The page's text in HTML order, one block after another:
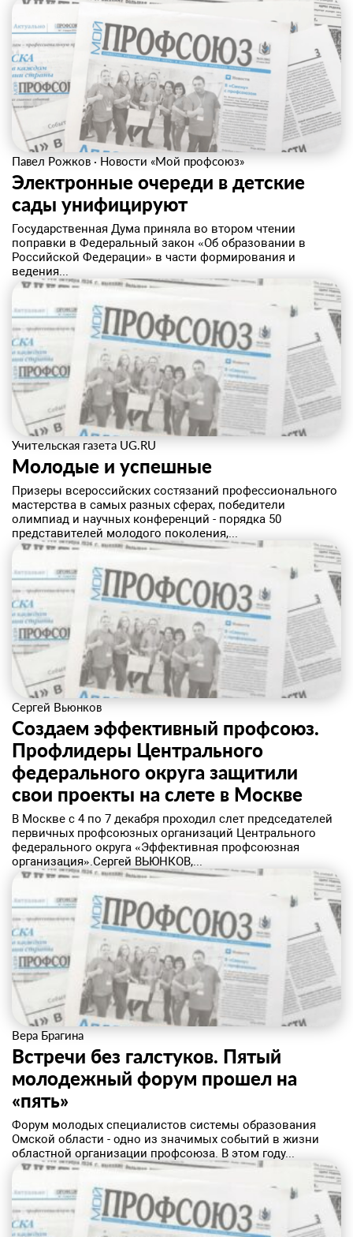
Павел Рожков · Новости «Мой профсоюз»
Электронные очереди в детские
сады унифицируют
Государственная Дума приняла во втором чтении
поправки в Федеральный закон «Об образовании в
Российской Федерации» в части формирования и
ведения...
Учительская газета UG.RU
Молодые и успешные
Призеры всероссийских состязаний профессионального
мастерства в самых разных сферах, победители
олимпиад и научных конференций - порядка 50
представителей молодого поколения,...
Сергей Вьюнков
Создаем эффективный профсоюз.
Профлидеры Центрального
федерального округа защитили
свои проекты на слете в Москве
​В Москве с 4 по 7 декабря проходил слет председателей
первичных профсоюзных организаций Центрального
федерального округа «Эффективная профсоюзная
организация».Сергей ВЬЮНКОВ,...
Вера Брагина
Встречи без галстуков. Пятый
молодежный форум прошел на
«пять»
​Форум молодых специалистов системы образования
Омской области - одно из значимых событий в жизни
областной организации профсоюза. В этом году...